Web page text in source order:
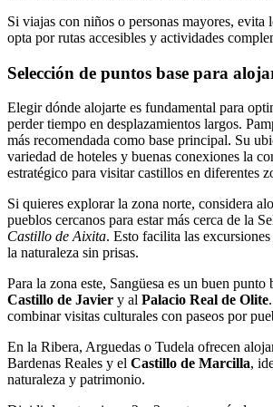
Si viajas con niños o personas mayores, evita
opta por rutas accesibles y actividades
Selección de puntos base para
Elegir dónde alojarte es fundamental para
perder tiempo en desplazamientos largos.
más recomendada como base principal. Su
variedad de hoteles y buenas conexiones la
estratégico para visitar castillos en diferentes
Si quieres explorar la zona norte, considera
pueblos cercanos para estar más cerca de la
Castillo de Aixita. Esto facilita las
la naturaleza sin prisas.
Para la zona este, Sangüesa es un buen punto
Castillo de Javier y al Palacio Real de Olite
combinar visitas culturales con paseos por
En la Ribera, Arguedas o Tudela ofrecen
Bardenas Reales y el Castillo de Marcilla,
naturaleza y patrimonio.